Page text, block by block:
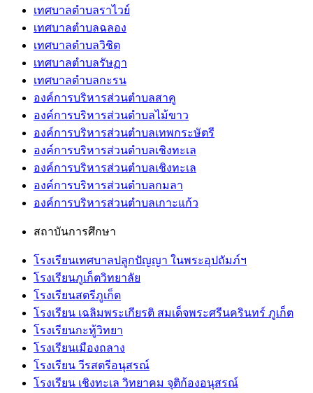
เทศบาลตำบลราไวย์
เทศบาลตำบลฉลอง
เทศบาลตำบลวิชิต
เทศบาลตำบลรัษฏา
เทศบาลตำบลกะรน
องค์การบริหารส่วนตำบลสาคู
องค์การบริหารส่วนตำบลไม้ขาว
องค์การบริหารส่วนตำบลเทพกระษัตรี
องค์การบริหารส่วนตำบลเชิงทะเล
องค์การบริหารส่วนตำบลเชิงทะเล
องค์การบริหารส่วนตำบลกมลา
องค์การบริหารส่วนตำบลเกาะแก้ว
สถาบันการศึกษา
โรงเรียนเทศบาลปลูกปัญญา ในพระอุปถัมภ์ฯ
โรงเรียนภูเก็ตวิทยาลัย
โรงเรียนสตรีภูเก็ต
โรงเรียน เฉลิมพระเกียรติ สมเด็จพระศรีนครินทร์ ภูเก็ต
โรงเรียนกะทู้วิทยา
โรงเรียนเมืองถลาง
โรงเรียน วีรสตรีอนุสรณ์
โรงเรียน เชิงทะเล วิทยาคม จุติก้องอนุสรณ์